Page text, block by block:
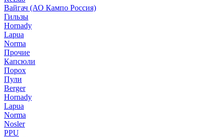
Вайгач (АО Кампо Россия)
Гильзы
Hornady
Lapua
Norma
Прочие
Капсюли
Порох
Пули
Berger
Hornady
Lapua
Norma
Nosler
PPU